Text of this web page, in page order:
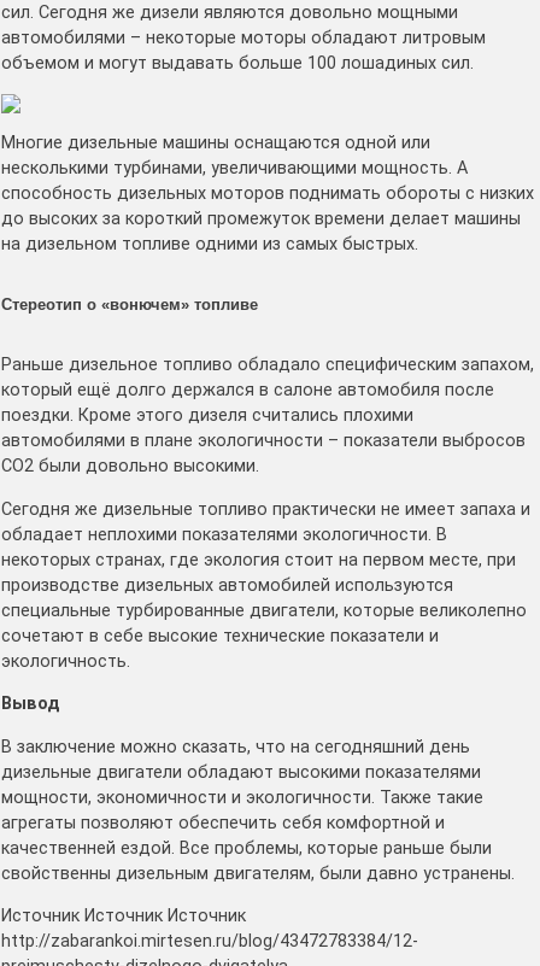
сил. Сегодня же дизели являются довольно мощными
автомобилями – некоторые моторы обладают литровым
объемом и могут выдавать больше 100 лошадиных сил.
Многие дизельные машины оснащаются одной или
несколькими турбинами, увеличивающими мощность. А
способность дизельных моторов поднимать обороты с низких
до высоких за короткий промежуток времени делает машины
на дизельном топливе одними из самых быстрых.
Стереотип о «вонючем» топливе
Раньше дизельное топливо обладало специфическим запахом,
который ещё долго держался в салоне автомобиля после
поездки. Кроме этого дизеля считались плохими
автомобилями в плане экологичности – показатели выбросов
СО2 были довольно высокими.
Сегодня же дизельные топливо практически не имеет запаха и
обладает неплохими показателями экологичности. В
некоторых странах, где экология стоит на первом месте, при
производстве дизельных автомобилей используются
специальные турбированные двигатели, которые великолепно
сочетают в себе высокие технические показатели и
экологичность.
Вывод
В заключение можно сказать, что на сегодняшний день
дизельные двигатели обладают высокими показателями
мощности, экономичности и экологичности. Также такие
агрегаты позволяют обеспечить себя комфортной и
качественней ездой. Все проблемы, которые раньше были
свойственны дизельным двигателям, были давно устранены.
Источник Источник Источник
http://zabarankoi.mirtesen.ru/blog/43472783384/12-